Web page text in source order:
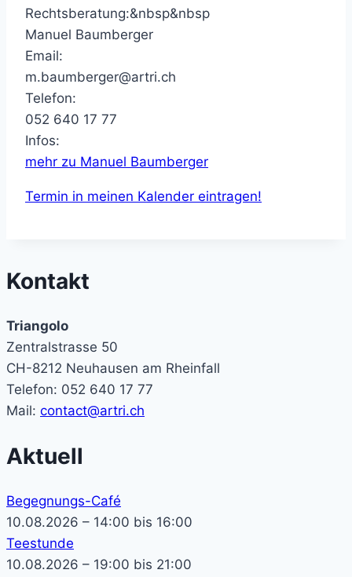
Rechtsberatung:&nbsp&nbsp
Manuel Baumberger
Email:
m.baumberger@artri.ch
Telefon:
052 640 17 77
Infos:
mehr zu Manuel Baumberger
Termin in meinen Kalender eintragen!
Kontakt
Triangolo
Zentralstrasse 50
CH-8212 Neuhausen am Rheinfall
Telefon: 052 640 17 77
Mail: contact@artri.ch
Aktuell
Begegnungs-Café
10.08.2026 – 14:00 bis 16:00
Teestunde
10.08.2026 – 19:00 bis 21:00